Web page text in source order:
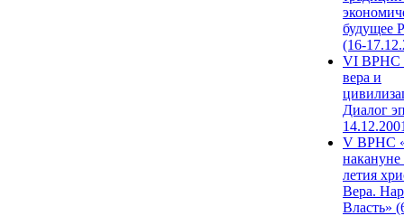
будущее
(16-
VI ВРНС
вера и
Диалог
V ВРНС
накануне
летия
Вера.
Власть»